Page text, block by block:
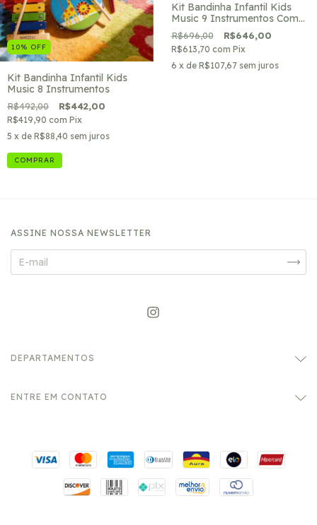
10% OFF
Kit Bandinha Infantil Kids
Music 8 Instrumentos
R$492,00 R$442,00
R$419,90 com Pix
5 x de R$88,40 sem juros
Kit Bandinha Infantil Kids
Music 9 Instrumentos Com
Tambor
R$696,00 R$646,00
R$613,70 com Pix
6 x de R$107,67 sem juros
ASSINE NOSSA NEWSLETTER
DEPARTAMENTOS
ENTRE EM CONTATO